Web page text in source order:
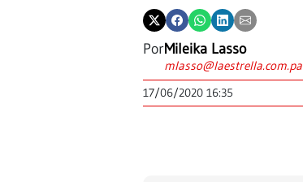
PorMileika Lasso
mlasso@laestrella.com.pa
17/06/2020 16:35